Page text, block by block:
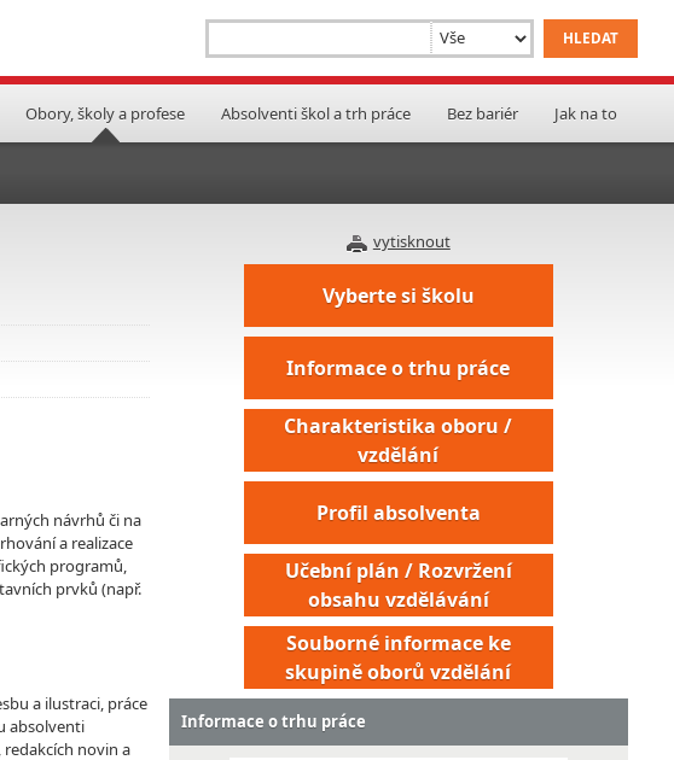
Obory, školy a profese Absolventi škol a trh práce Bez bariér Jak na to
vytisknout
návrhů či na
a realizace
programů,
prvků (např.
a ilustraci, práce
absolventi
novin a
Vyberte si školu
Informace o trhu práce
Charakteristika oboru /
vzdělání
Profil absolventa
Učební plán / Rozvržení
obsahu vzdělávání
Souborné informace ke
skupině oborů vzdělání
Informace o trhu práce